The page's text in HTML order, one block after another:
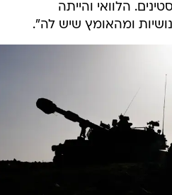
הלוואי והייתה
ומהאומץ שיש לה".